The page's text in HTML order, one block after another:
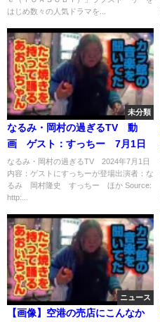
はじめ数々の人気ドラマを...
未分類
なるみ・岡村の過ぎるTV 動
画 ゲスト：すっちー 7月1日
なるみ・岡村の過ぎるTV 2024年7月1日
内容：ゲストにすっちーが登場出演者：な
るみ 岡村隆史 すっちー ほか Source:
http:...
ニュース
【画像】空港の売店にこんなか